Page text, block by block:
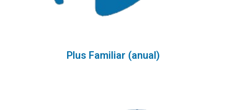
Plus Familiar (anual)